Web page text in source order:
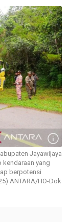
Jayawijaya
kendaraan yang
berpotensi
ANTARA/HO-Dok